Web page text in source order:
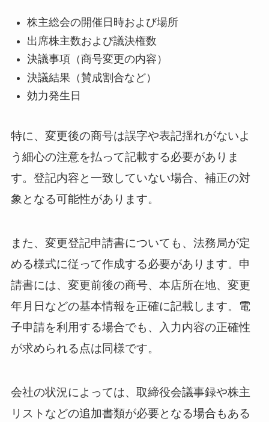
株主総会の開催日時および場所
出席株主数および議決権数
決議事項（商号変更の内容）
決議結果（賛成割合など）
効力発生日
特に、変更後の商号は誤字や表記揺れがないよ
う細心の注意を払って記載する必要がありま
す。登記内容と一致していない場合、補正の対
象となる可能性があります。
また、変更登記申請書についても、法務局が定
める様式に従って作成する必要があります。申
請書には、変更前後の商号、本店所在地、変更
年月日などの基本情報を正確に記載します。電
子申請を利用する場合でも、入力内容の正確性
が求められる点は同様です。
会社の状況によっては、取締役会議事録や株主
リストなどの追加書類が必要となる場合もある